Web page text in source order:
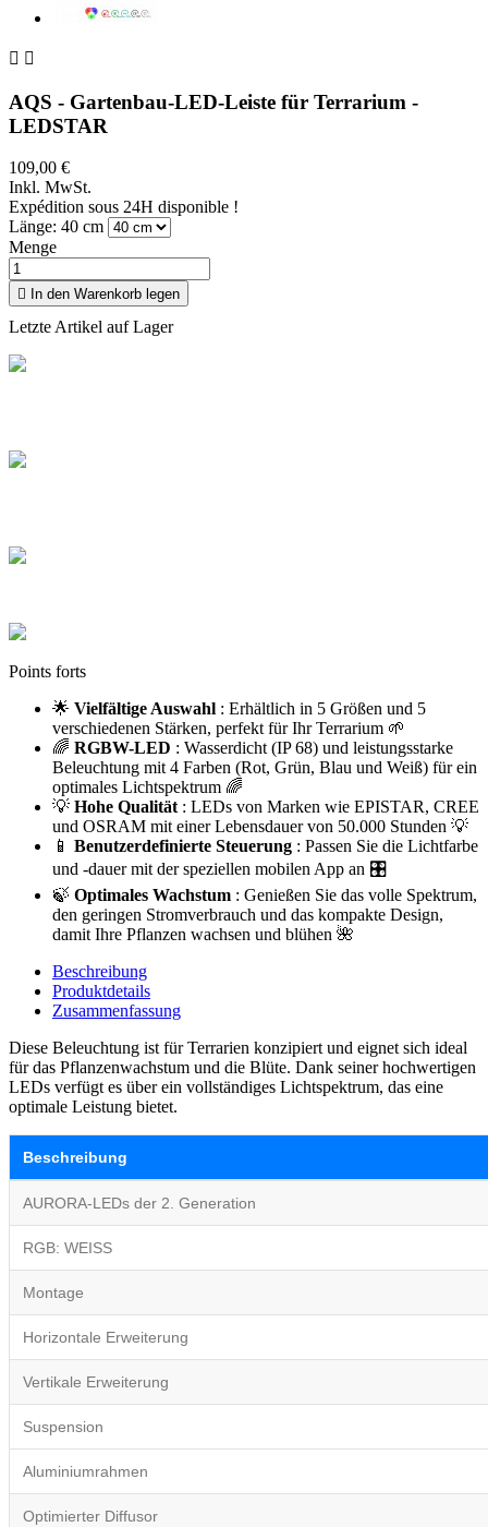
 
AQS - Gartenbau-LED-Leiste für Terrarium -
LEDSTAR
109,00 €
Inkl. MwSt.
Expédition sous 24H disponible !
Länge: 40 cm
Menge
 In den Warenkorb legen
Letzte Artikel auf Lager
Points forts
🌟 Vielfältige Auswahl : Erhältlich in 5 Größen und 5
verschiedenen Stärken, perfekt für Ihr Terrarium 🌱
🌈 RGBW-LED : Wasserdicht (IP 68) und leistungsstarke
Beleuchtung mit 4 Farben (Rot, Grün, Blau und Weiß) für ein
optimales Lichtspektrum 🌈
💡 Hohe Qualität: LEDs von Marken wie EPISTAR, CREE
und OSRAM mit einer Lebensdauer von 50.000 Stunden 💡
📱 Benutzerdefinierte Steuerung : Passen Sie die Lichtfarbe
und -dauer mit der speziellen mobilen App an 🎛️
🍃 Optimales Wachstum : Genießen Sie das volle Spektrum,
den geringen Stromverbrauch und das kompakte Design,
damit Ihre Pflanzen wachsen und blühen 🌺
Beschreibung
Produktdetails
Zusammenfassung
Diese Beleuchtung ist für Terrarien konzipiert und eignet sich ideal
für das Pflanzenwachstum und die Blüte. Dank seiner hochwertigen
LEDs verfügt es über ein vollständiges Lichtspektrum, das eine
optimale Leistung bietet.
Beschreibung
AURORA-LEDs der 2. Generation
RGB: WEISS
Montage
Horizontale Erweiterung
Vertikale Erweiterung
Suspension
Aluminiumrahmen
Optimierter Diffusor